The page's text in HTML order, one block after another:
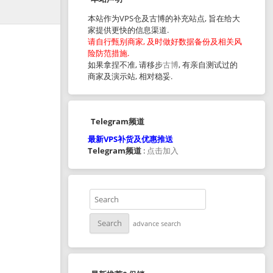
本站作为VPS仓及古博的补充站点, 旨在给大
家提供更快的信息渠道.
请自行甄别商家, 及时做好数据备份及相关风
险防范措施.
如果拿捏不准, 请移步古博, 有亲自测试过的
商家及演示站, 相对稳妥.
Telegram频道
最新VPS补货及优惠推送
Telegram频道 : 点击加入
advance search